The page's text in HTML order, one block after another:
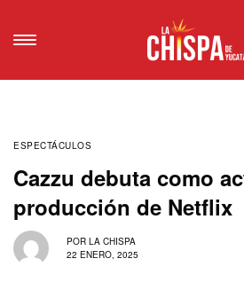
ESPECTÁCULOS
Cazzu debuta como
producción de Netflix
POR LA CHISPA
22 ENERO, 2025